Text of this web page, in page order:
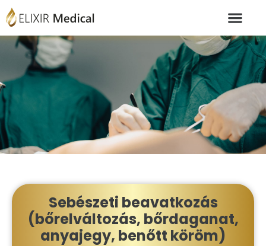
Sebészeti beavatkozás
(bőrelváltozás, bőrdaganat,
anyajegy, benőtt köröm)